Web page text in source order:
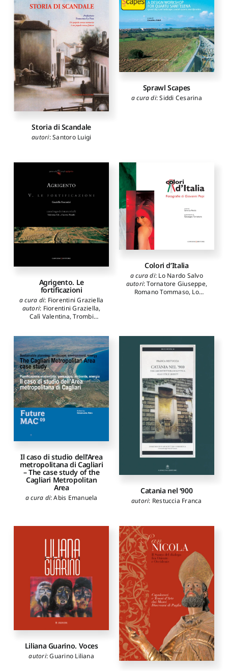
Storia di Scandale
autori:Santoro Luigi
Sprawl Scapes
a cura di:Siddi Cesarina
Agrigento. Le
fortificazioni
a cura di: Fiorentini Graziella
autori: Fiorentini Graziella,
Calì Valentina,Trombi
Colori d’Italia
a cura di: Lo Nardo Salvo
autori:Tornatore Giuseppe,
Romano Tommaso, Lo
Il caso di studio dell’Area
metropolitana di Cagliari
– The case study of the
Cagliari Metropolitan
Area
a cura di:Abis Emanuela
Catania nel ‘900
autori: Restuccia Franca
Liliana Guarino. Voces
autori:Guarino Liliana